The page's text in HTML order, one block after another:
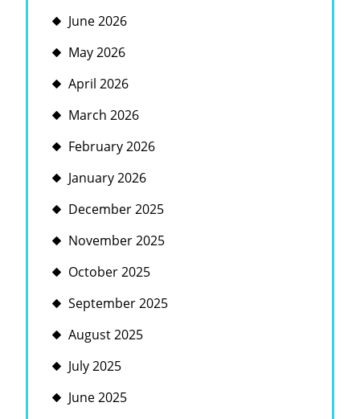
June 2026
May 2026
April 2026
March 2026
February 2026
January 2026
December 2025
November 2025
October 2025
September 2025
August 2025
July 2025
June 2025